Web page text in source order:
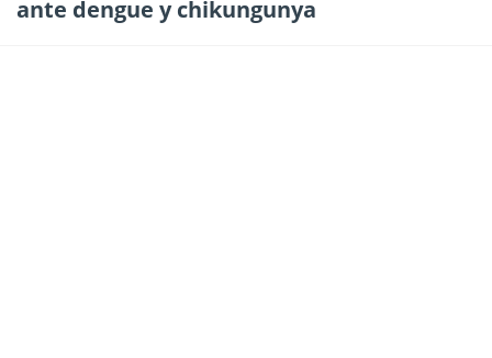
ante dengue y chikungunya